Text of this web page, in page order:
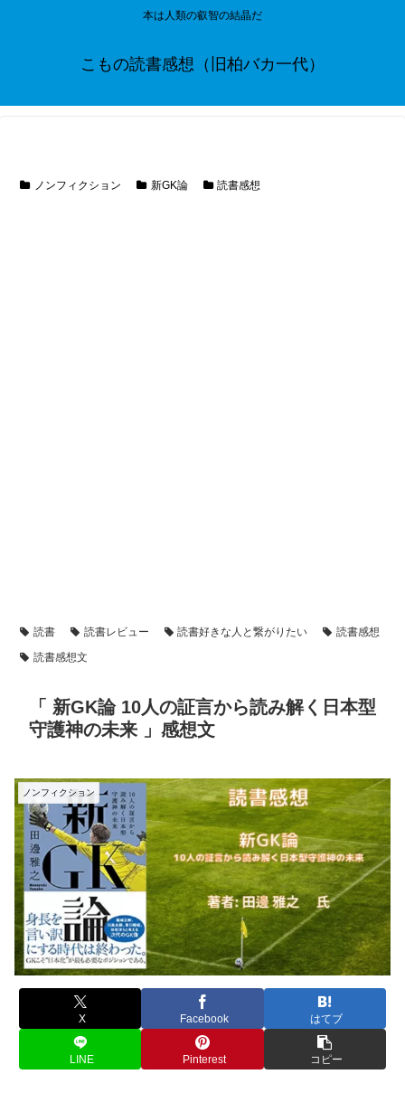
本は人類の叡智の結晶だ
こもの読書感想（旧柏バカ一代）
ノンフィクション 新GK論 読書感想
読書 読書レビュー 読書好きな人と繋がりたい
読書感想
読書感想文
「 新GK論 10人の証言から読み解く日本型
守護神の未来 」感想文
ノンフィクション
X Facebook はてブ
LINE Pinterest コピー